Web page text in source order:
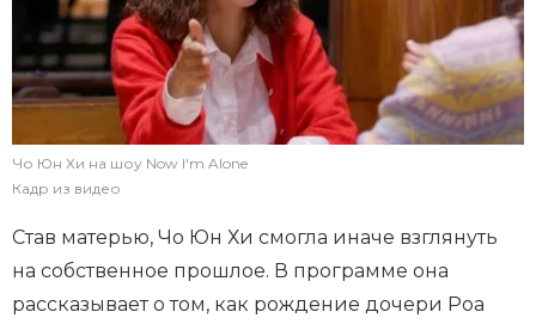
Чо Юн Хи на шоу Now I'm Alone
Кадр из видео
Став матерью, Чо Юн Хи смогла иначе взглянуть
на собственное прошлое. В программе она
рассказывает о том, как рождение дочери Роа